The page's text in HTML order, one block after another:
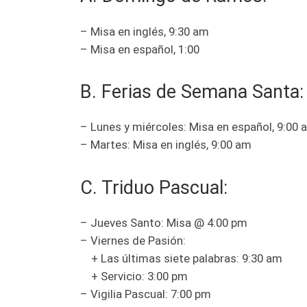
– Misa en inglés, 9:30 am
– Misa en español, 1:00
B. Ferias de Semana Santa:
– Lunes y miércoles: Misa en español, 9:00
– Martes: Misa en inglés, 9:00 am
C. Triduo Pascual:
– Jueves Santo: Misa @ 4:00 pm
– Viernes de Pasión:
+ Las últimas siete palabras: 9:30 am
+ Servicio: 3:00 pm
– Vigilia Pascual: 7:00 pm